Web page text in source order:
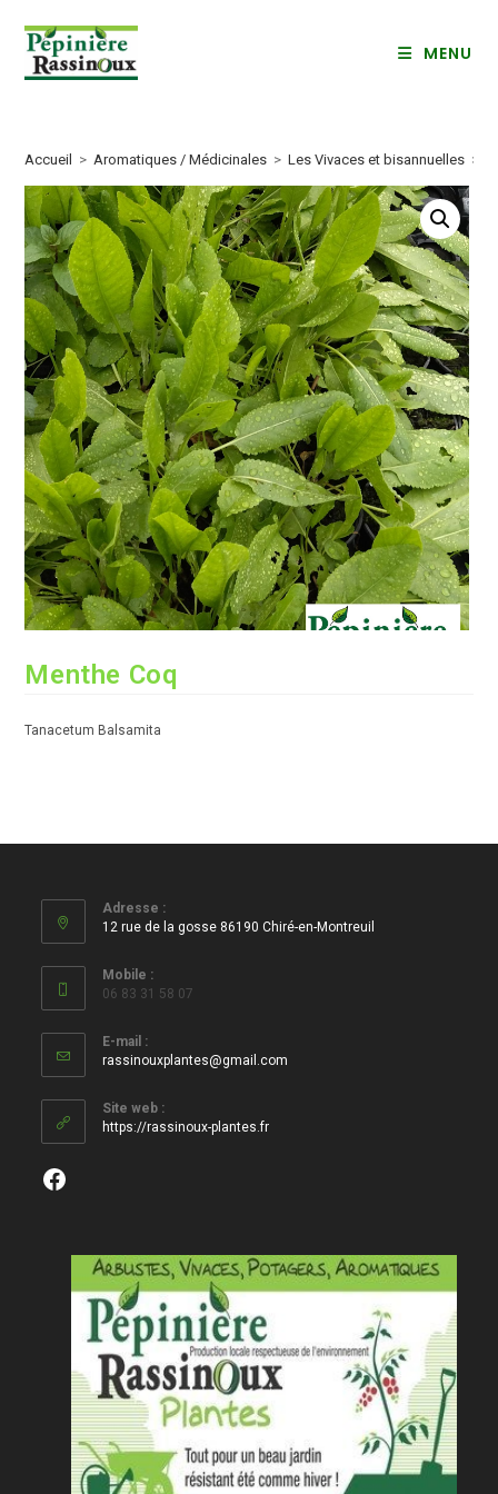
content
MENU
Accueil > Aromatiques / Médicinales > Les Vivaces et bisannuelles >
Menthe Coq
Tanacetum Balsamita
Adresse :
12 rue de la gosse 86190 Chiré-en-Montreuil
Mobile :
06 83 31 58 07
E-mail :
rassinouxplantes@gmail.com
Site web :
https://rassinoux-plantes.fr
Facebook